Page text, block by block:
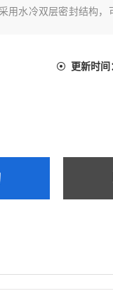
用水冷双层密封结构，
更新时间